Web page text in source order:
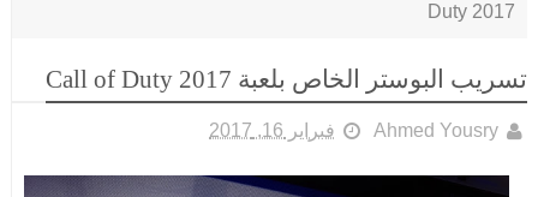
Duty 2017
تسريب البوستر الخاص بلعبة Call of Duty 2017
Ahmed Yousry فبراير 16, 2017